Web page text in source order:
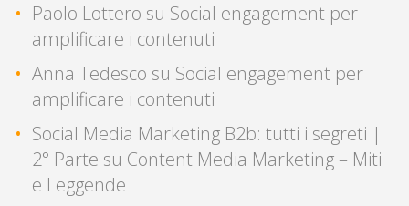
Paolo Lottero su Social engagement per
amplificare i contenuti
Anna Tedesco su Social engagement per
amplificare i contenuti
Social Media Marketing B2b: tutti i segreti |
2° Parte su Content Media Marketing – Miti
e Leggende